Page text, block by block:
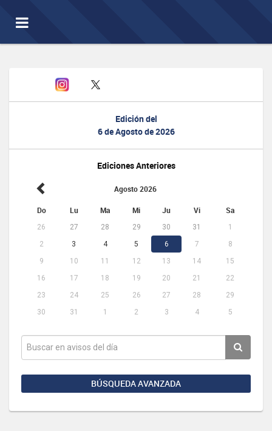
Toggle
navigation
Edición del
6 de Agosto de 2026
Ediciones Anteriores
Agosto 2026
Do Lu Ma Mi Ju Vi Sa
26 27 28 29 30 31
1
2
3 4 5 6 7
8
9
10 11 12 13 14
15
16
17 18 19 20 21
22
23
24 25 26 27 28
29
30
31 1 2 3 4 5
BÚSQUEDA AVANZADA